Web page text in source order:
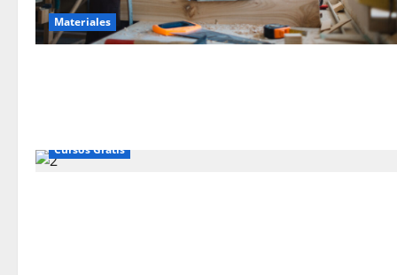
Materiales
Cursos Gratis